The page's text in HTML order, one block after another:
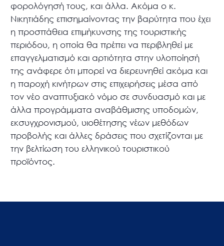
φορολόγησή τους, και άλλα. Ακόμα ο κ.
Νικητιάδης επισημαίνοντας την βαρύτητα που έχει
η προσπάθεια επιμήκυνσης της τουριστικής
περιόδου, η οποία θα πρέπει να περιβληθεί με
επαγγελματισμό και αρτιότητα στην υλοποίησή
της ανάφερε ότι μπορεί να διερευνηθεί ακόμα και
η παροχή κινήτρων στις επιχειρήσεις μέσα από
τον νέο αναπτυξιακό νόμο σε συνδυασμό και με
άλλα προγράμματα αναβάθμισης υποδομών,
εκσυγχρονισμού, υιοθέτησης νέων μεθόδων
προβολής και άλλες δράσεις που σχετίζονται με
την βελτίωση του ελληνικού τουριστικού
προϊόντος.